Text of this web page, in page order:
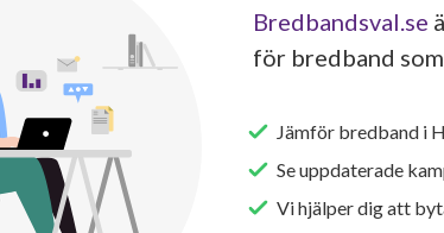
Bredbandsval.se
för bredband
Jämför bredband i
Se uppdaterade
Vi hjälper dig att